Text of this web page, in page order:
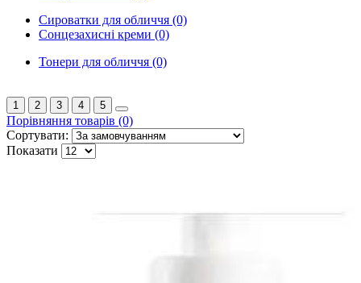
Сироватки для обличчя (0)
Сонцезахисні креми (0)
Тонери для обличчя (0)
1 2 3 4 5
Порівняння товарів (0)
Сортувати:
Показати